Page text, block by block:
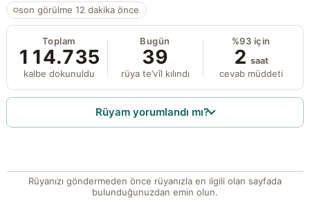
son görülme 12 dakika önce
Toplam
114.735
kalbe dokunuldu
Bugün
39
rüya te’vîl kılındı
%93 için
2 saat
cevab müddeti
Rüyam yorumlandı mı?
Rüyanızı göndermeden önce rüyanızla en ilgili olan sayfada
bulunduğunuzdan emin olun.